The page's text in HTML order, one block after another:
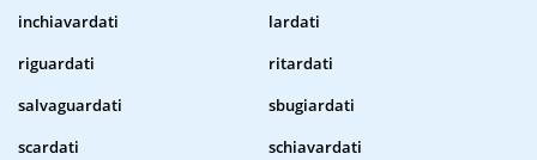
inchiavardati
lardati
riguardati
ritardati
salvaguardati
sbugiardati
scardati
schiavardati